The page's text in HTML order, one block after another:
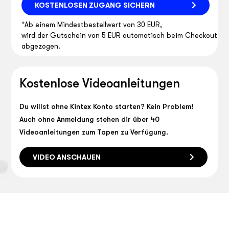
KOSTENLOSEN ZUGANG SICHERN
*Ab einem Mindestbestellwert von 30 EUR,
wird der Gutschein von 5 EUR automatisch beim Checkout
abgezogen.
Kostenlose Videoanleitungen
Du willst ohne Kintex Konto starten? Kein Problem!
Auch ohne Anmeldung stehen dir über 40
Videoanleitungen zum Tapen zu Verfügung.
VIDEO ANSCHAUEN